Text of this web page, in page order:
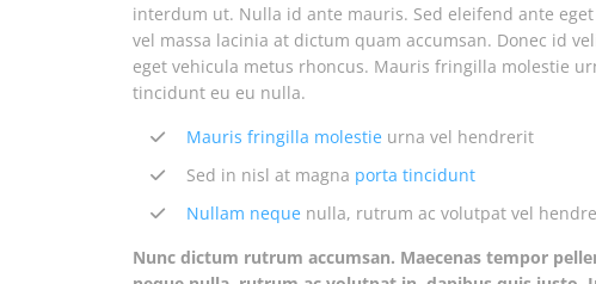
interdum ut. Nulla id ante mauris. Sed eleifend ante
vel massa lacinia at dictum quam accumsan. Donec id
eget vehicula metus rhoncus. Mauris fringilla molestie
tincidunt eu eu nulla.
Mauris fringilla molestie urna vel hendrerit
Sed in nisl at magna porta tincidunt
Nullam neque nulla, rutrum ac volutpat vel
Nunc dictum rutrum accumsan. Maecenas tempor